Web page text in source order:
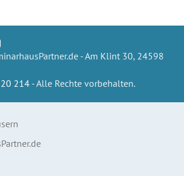
- Am Klint 30, 24598
214 - Alle Rechte vorbehalten.